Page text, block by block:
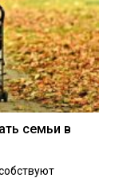
семьи в